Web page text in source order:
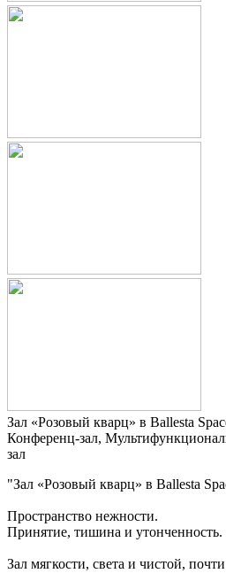
Зал «Розовый кварц» в Ballesta
Конференц-зал,
зал
"Зал «Розовый кварц» в Ballesta
Пространство нежности.
Принятие, тишина и утонченность.
Зал мягкости, света и чистой,